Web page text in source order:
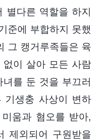
별다른 역할을 하지
준에 부합하지 못했
그 캥거루족들은 육
이 살아 모든 사람
를 둔 것을 부끄러
기생충 사상이 변하
움과 혐오를 받아,
제외되어 구원받을